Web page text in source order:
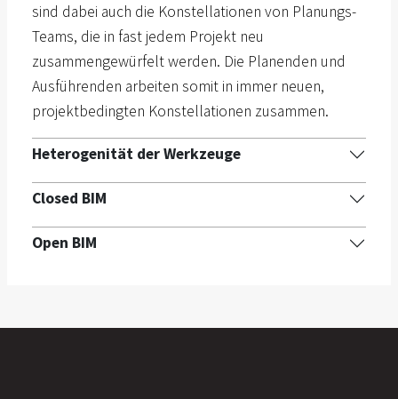
sind dabei auch die Konstellationen von Planungs-
Teams, die in fast jedem Projekt neu
zusammengewürfelt werden. Die Planenden und
Ausführenden arbeiten somit in immer neuen,
projektbedingten Konstellationen zusammen.
Heterogenität der Werkzeuge
Closed BIM
Open BIM